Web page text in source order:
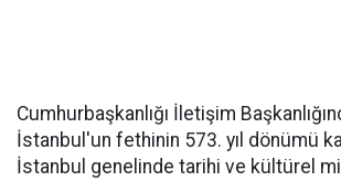
Cumhurbaşkanlığı İletişim
İstanbul'un fethinin 573. yıl dönümü
İstanbul genelinde tarihi ve kültürel